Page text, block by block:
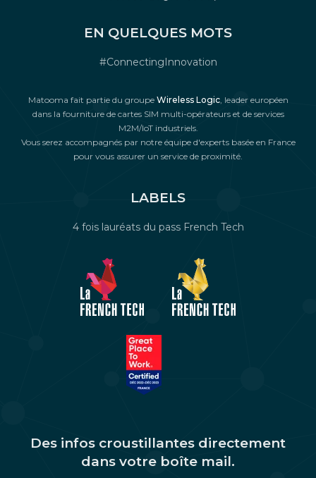
EN QUELQUES MOTS
#ConnectingInnovation
Matooma fait partie du groupe Wireless Logic, leader européen
dans la fourniture de cartes SIM multi-opérateurs et de services
M2M/IoT industriels.
Vous serez accompagnés par notre équipe d'experts basée en France
pour vous assurer un service de proximité.
LABELS
4 fois lauréats du pass French Tech
Des infos croustillantes directement
dans votre boîte mail.